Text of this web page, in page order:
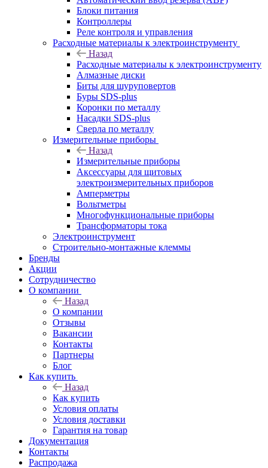
Блоки питания
Контроллеры
Реле контроля и управления
Расходные материалы к электроинструменту
Назад
Расходные материалы к электроинструменту
Алмазные диски
Биты для шуруповертов
Буры SDS-plus
Коронки по металлу
Насадки SDS-plus
Сверла по металлу
Измерительные приборы
Назад
Измерительные приборы
Аксессуары для щитовых
электроизмерительных приборов
Амперметры
Вольтметры
Многофункциональные приборы
Трансформаторы тока
Электроинструмент
Строительно-монтажные клеммы
Бренды
Акции
Сотрудничество
О компании
Назад
О компании
Отзывы
Вакансии
Контакты
Партнеры
Блог
Как купить
Назад
Как купить
Условия оплаты
Условия доставки
Гарантия на товар
Документация
Контакты
Распродажа